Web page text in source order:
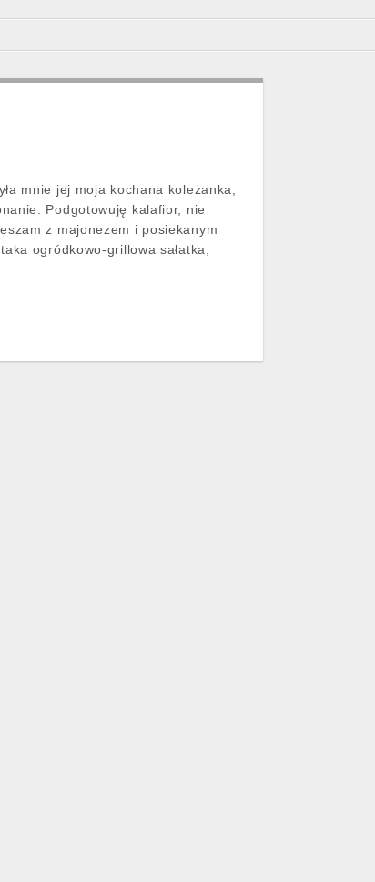
mnie jej moja kochana koleżanka,
Podgotowuję kalafior, nie
z majonezem i posiekanym
ogródkowo-grillowa sałatka,